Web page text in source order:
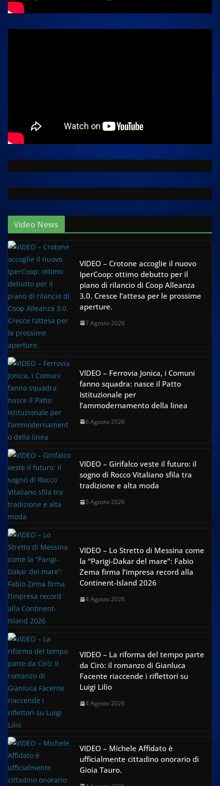
Video News
VIDEO – Crotone accoglie il nuovo
IperCoop: ottimo debutto per il
piano di rilancio di Coop Alleanza
3.0. Cresce l’attesa per le prossime
aperture.
7 Agosto 2026
VIDEO – Ferrovia Jonica, i Comuni
fanno squadra: nasce il Patto
Istituzionale per
l’ammodernamento della linea
6 Agosto 2026
VIDEO – Girifalco veste il futuro: il
sogno di Rocco Vitaliano sfila tra
tradizione e alta moda
5 Agosto 2026
VIDEO – Lo Stretto di Messina come
la “Parigi-Dakar del mare”: Fabio
Zema firma l’impresa record alla
Continent-Island 2026
4 Agosto 2026
VIDEO – La riforma del tempo parte
da Cirò: il romanzo di Gianluca
Facente riaccende i riflettori su
Luigi Lilio
4 Agosto 2026
VIDEO – Michele Affidato è
ufficialmente cittadino onorario di
Gioia Tauro.